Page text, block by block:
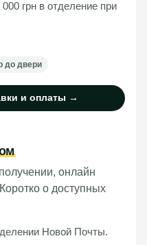
000 грн в отделение при
до двери
и оплаты →
онлайн
о доступных
Новой Почты.